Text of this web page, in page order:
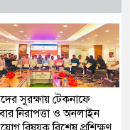
সুরক্ষায় টেকনাফে
নিরাপত্তা ও অনলাইন